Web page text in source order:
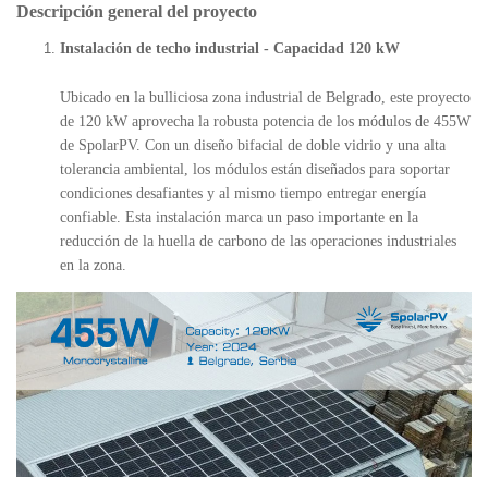
Descripción general del proyecto
Instalación de techo industrial - Capacidad 120 kW
Ubicado en la bulliciosa zona industrial de Belgrado, este proyecto
de 120 kW aprovecha la robusta potencia de los módulos de 455W
de SpolarPV. Con un diseño bifacial de doble vidrio y una alta
tolerancia ambiental, los módulos están diseñados para soportar
condiciones desafiantes y al mismo tiempo entregar energía
confiable. Esta instalación marca un paso importante en la
reducción de la huella de carbono de las operaciones industriales
en la zona.